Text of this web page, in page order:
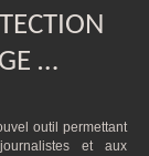
…
outil permettant
et aux